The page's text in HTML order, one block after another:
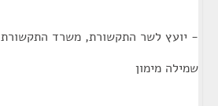
- יועץ לשר התקשורת, משרד התקשורת
שמילה מימון